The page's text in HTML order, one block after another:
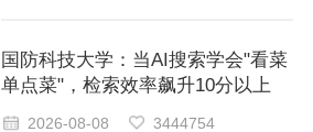
国防科技大学：当AI搜索学会"看菜
单点菜"，检索效率飙升10分以上
2026-08-08 3444754